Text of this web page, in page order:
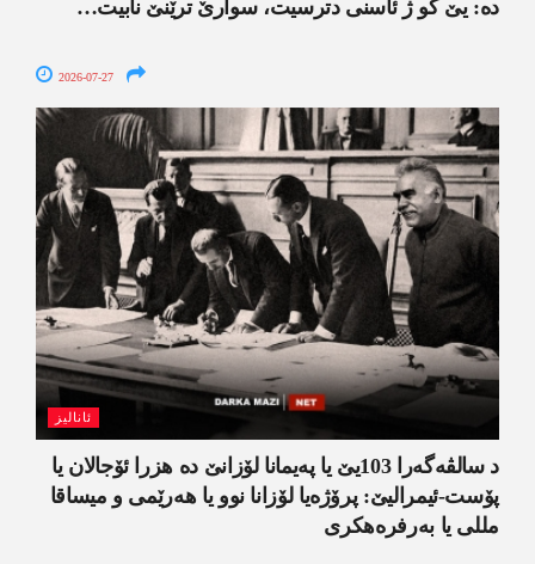
دە: یێ کو ژ ئاسنی دترسیت، سوارێ ترێنێ نابیت…
2026-07-27
ئانالیز
د سالڤەگەرا 103یێ یا پەیمانا لۆزانێ دە هزرا ئۆجالان یا
پۆست-ئیمرالیێ: پرۆژەیا لۆزانا نوو یا ھەرێمی و میساقا
مللی یا بەرفرەھکری